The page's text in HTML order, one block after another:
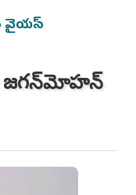
వైయ‌స్‌
జగన్‌మోహన్‌